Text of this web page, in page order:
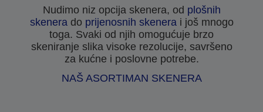
Nudimo niz opcija skenera, od plošnih
skenerado prijenosnih skenerai još mnogo
toga. Svaki od njih omogućuje brzo
skeniranje slika visoke rezolucije, savršeno
za kućne i poslovne potrebe.
NAŠ ASORTIMAN SKENERA